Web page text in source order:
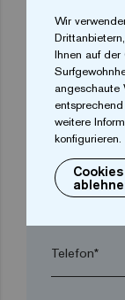
Ort*
Postleitzahl*
Telefon*
Wir
Ihnen auf
angeschaute
weitere
konfigurieren.
Cookies